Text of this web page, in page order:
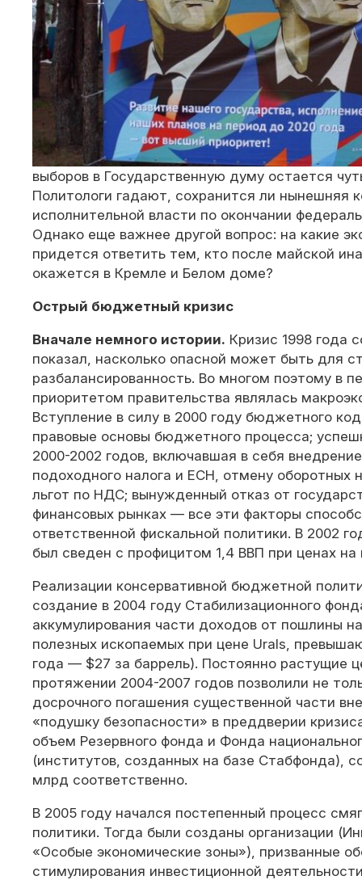
выборов в Государственную думу остается
Политологи гадают, сохранится ли нынешняя
исполнительной власти по окончании
Однако еще важнее другой вопрос: на какие
придется ответить тем, кто после майской
окажется в Кремле и Белом доме?
Острый бюджетный кризис
Вначале немного истории. Кризис 1998 года
показал, насколько опасной может быть для
разбалансированность. Во многом поэтому в
приоритетом правительства являлась
Вступление в силу в 2000 году бюджетного
правовые основы бюджетного процесса;
2000-2002 годов, включавшая в себя
подоходного налога и ЕСН, отмену оборотных
льгот по НДС; вынужденный отказ от
финансовых рынках — все эти факторы
ответственной фискальной политики. В 2002
был сведен с профицитом 1,4 ВВП при ценах на
Реализации консервативной бюджетной
создание в 2004 году Стабилизационного
аккумулирования части доходов от пошлины
полезных ископаемых при цене Urals,
года — $27 за баррель). Постоянно растущие
протяжении 2004-2007 годов позволили не
досрочного погашения существенной части
«подушку безопасности» в преддверии
объем Резервного фонда и Фонда
(институтов, созданных на базе Стабфонда),
млрд соответственно.
В 2005 году начался постепенный процесс
политики. Тогда были созданы организации
«Особые экономические зоны»), призванные
стимулирования инвестиционной